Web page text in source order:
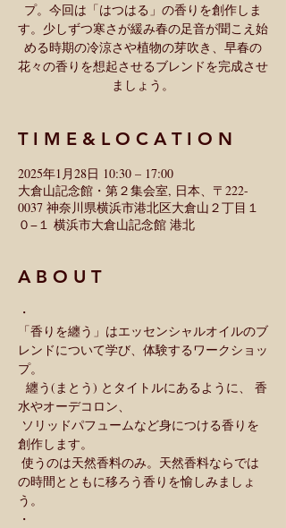
プ。今回は「はつはる」の香りを創作しま
す。少しずつ寒さが緩み春の足音が聞こえ始
める時期の冷涼さや植物の芽吹き、早春の
花々の香りを想起させるブレンドを完成させ
ましょう。
T I M E & L O C A T I O N
2025年1月28日 10:30 – 17:00
大倉山記念館・第２集会室, 日本、〒222-
0037 神奈川県横浜市港北区大倉山２丁目１
０−１ 横浜市大倉山記念館 港北
A B O U T
・
「香りを纏う」はエッセンシャルオイルのブ
レンドについて学び、体験するワークショッ
プ。
纏う(まとう) とタイトルにあるように、 香
水やオーデコロン、
創作します。
の時間とともに移ろう香りを愉しみましょ
う。
・